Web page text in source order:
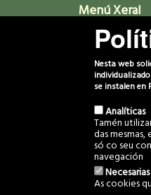
Menú Xeral
Inicio
Novas
Proxectos
Media
Biblioteca
Comunidade
Contacto
Desarrollado por
Nesta web
se instalen en
Analíticas
Tamén
das
só co seu
navegación
Necesarias
As cookies